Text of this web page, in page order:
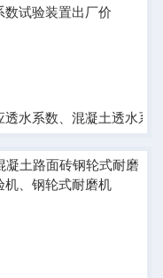
厂家
透水系数、混凝土透水系